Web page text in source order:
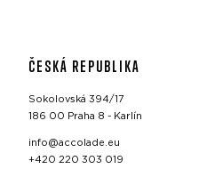
ČESKÁ REPUBLIKA
Sokolovská 394/17
186 00 Praha 8 - Karlín
info@accolade.eu
+420 220 303 019